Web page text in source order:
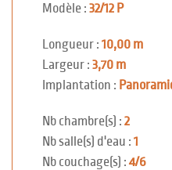
Modèle : 32/12 P
Longueur : 10,00 m
Largeur : 3,70 m
Implantation :
Nb chambre(s) : 2
Nb salle(s) d'eau : 1
Nb couchage(s) : 4/6